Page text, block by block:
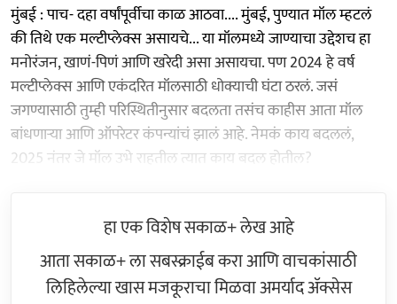
मुंबई : पाच- दहा वर्षांपूर्वीचा काळ आठवा.... मुंबई, पुण्यात मॉल म्हटलं
की तिथे एक मल्टीप्लेक्स असायचे... या मॉलमध्ये जाण्याचा उद्देशच हा
मनोरंजन, खाणं-पिणं आणि खरेदी असा असायचा. पण 2024 हे वर्ष
मल्टीप्लेक्स आणि एकंदरित मॉलसाठी धोक्याची घंटा ठरलं. जसं
जगण्यासाठी तुम्ही परिस्थितीनुसार बदलता तसंच काहीस आता मॉल
बांधणाऱ्या आणि ऑपरेटर कंपन्यांचं झालं आहे. नेमकं काय बदललं,
2025 नंतर जे मॉल उभे राहतील त्यात काय बदल होतील?
हा एक विशेष सकाळ+ लेख आहे
आता सकाळ+ ला सबस्क्राईब करा आणि वाचकांसाठी
लिहिलेल्या खास मजकूराचा मिळवा अमर्याद ॲक्सेस